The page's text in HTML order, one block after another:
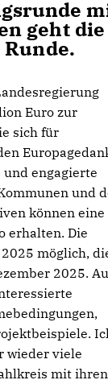
geht die
Euro zur
sich für
engagierte
und
können eine
erhalten. Die
möglich,
2025.
wieder viele
mit ihren